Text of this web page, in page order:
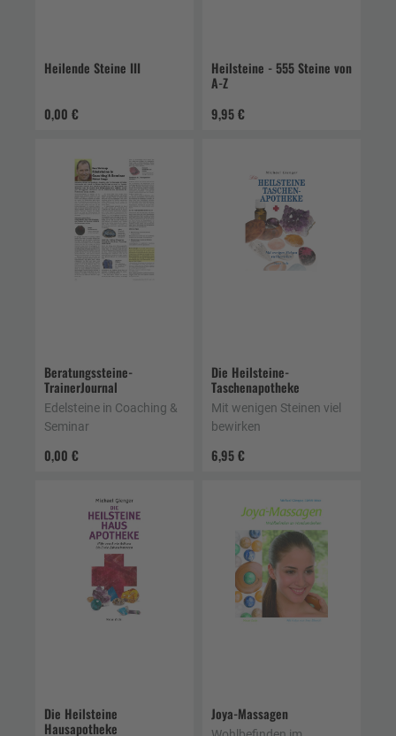
Heilende Steine III
0,00 €
Heilsteine - 555 Steine von
A-Z
9,95 €
Beratungssteine-
TrainerJournal
0,00 €
Edelsteine in Coaching &
Seminar
Die Heilsteine-
Taschenapotheke
6,95 €
Mit wenigen Steinen viel
bewirken
Die Heilsteine
Hausapotheke
Joya-Massagen